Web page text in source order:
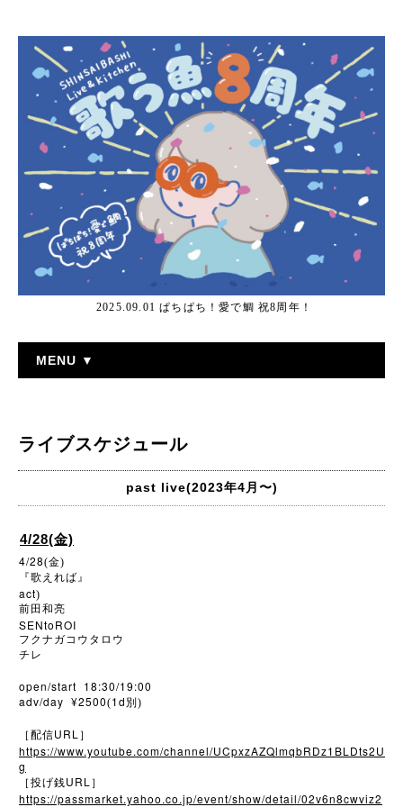
2025.09.01 ぱちぱち！愛で鯛 祝8周年！
MENU ▼
ライブスケジュール
past live(2023年4月〜)
4/28(金)
4/28(金)
『歌えれば』
act)
前田和亮
SENtoROI
フクナガコウタロウ
チレ
open/start 18:30/19:00
adv/day ¥2500(1d 別)
［配信URL ］
https://www.youtube.com/channel/UCpxzAZQlmqbRDz1BLDts2U
g
［投げ銭URL ］
https://passmarket.yahoo.co.jp/event/show/detail/02v6n8cwviz2